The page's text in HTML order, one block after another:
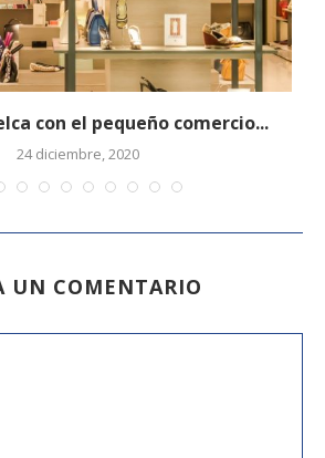
con el pequeño comercio...
24 diciembre, 2020
UN COMENTARIO